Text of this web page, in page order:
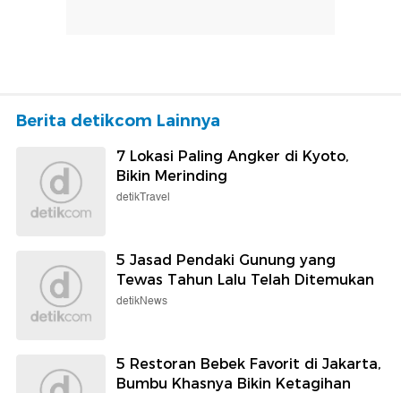
Berita detikcom Lainnya
7 Lokasi Paling Angker di Kyoto,
Bikin Merinding
detikTravel
5 Jasad Pendaki Gunung yang
Tewas Tahun Lalu Telah Ditemukan
detikNews
5 Restoran Bebek Favorit di Jakarta,
Bumbu Khasnya Bikin Ketagihan